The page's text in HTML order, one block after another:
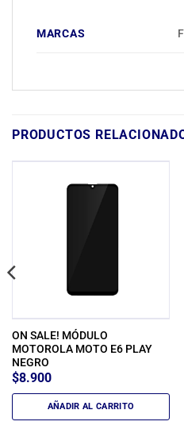
MARCAS
PRODUCTOS
ON SALE! MÓDULO
MOTOROLA MOTO E6 PLAY
NEGRO
$8.900
AÑADIR AL CARRITO